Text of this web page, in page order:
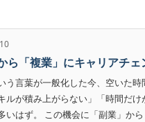
ら「複業」にキャリアチ
う言葉が一般化した今、空いた
ルが積み上がらない」「時間だ
いはず。 この機会に「副業」か